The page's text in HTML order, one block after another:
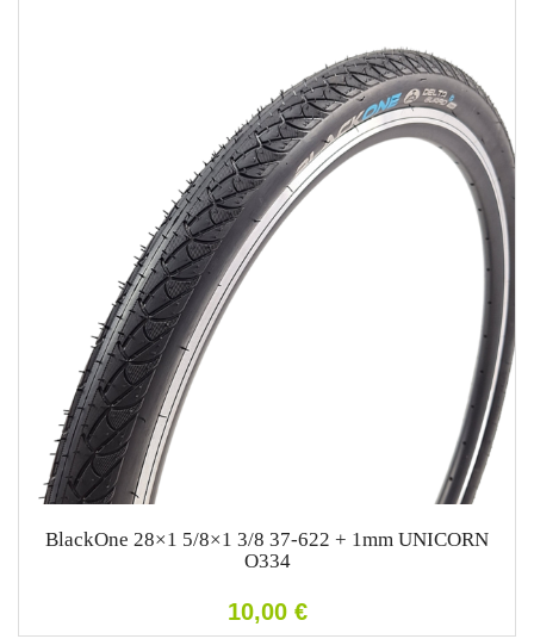
BlackOne 28×1 5/8×1 3/8 37-622 + 1mm UNICORN
O334
10,00 €